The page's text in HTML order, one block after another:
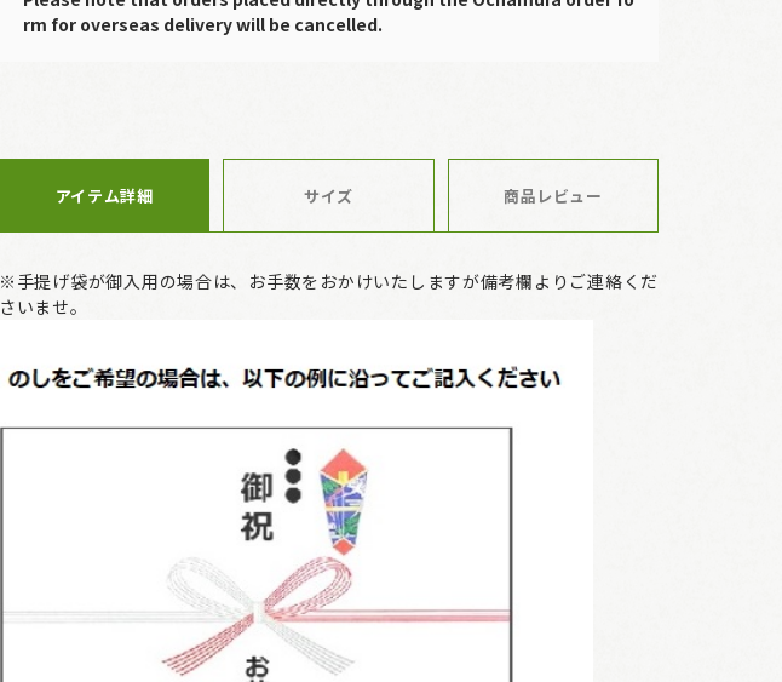
rm for overseas delivery will be cancelled.
アイテム詳細 サイズ 商品レビュー
※手提げ袋が御入用の場合は、お手数をおかけいたしますが備考欄よりご連絡くだ
さいませ。